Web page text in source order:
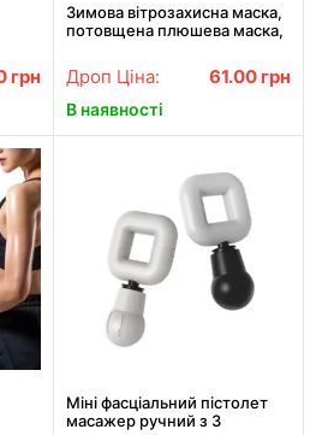
грн
Зимова вітрозахисна маска,
потовщена плюшева маска,
для їзди на велосипеді
Рожевий
Дроп Ціна: 61.00 грн
В наявності
Міні фасціальний пістолет
масажер ручний з 3